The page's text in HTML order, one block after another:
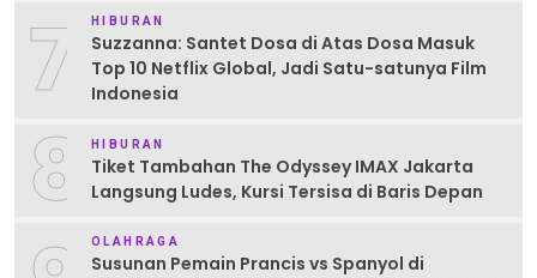
7 HIBURAN
Suzzanna: Santet Dosa di Atas Dosa Masuk
Top 10 Netflix Global, Jadi Satu-satunya Film
Indonesia
8 HIBURAN
Tiket Tambahan The Odyssey IMAX Jakarta
Langsung Ludes, Kursi Tersisa di Baris Depan
OLAHRAGA
Susunan Pemain Prancis vs Spanyol di